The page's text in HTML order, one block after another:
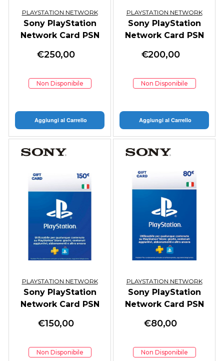
PLAYSTATION NETWORK
Sony PlayStation
Network Card PSN
€250,00
Non Disponibile
Aggiungi al Carrello
PLAYSTATION NETWORK
Sony PlayStation
Network Card PSN
€200,00
Non Disponibile
Aggiungi al Carrello
PLAYSTATION NETWORK
Sony PlayStation
Network Card PSN
€150,00
Non Disponibile
PLAYSTATION NETWORK
Sony PlayStation
Network Card PSN
€80,00
Non Disponibile